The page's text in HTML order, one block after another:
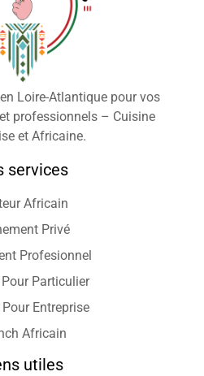
Loire-Atlantique pour vos
professionnels – Cuisine
et Africaine.
services
Africain
Privé
Profesionnel
Particulier
Entreprise
Africain
utiles